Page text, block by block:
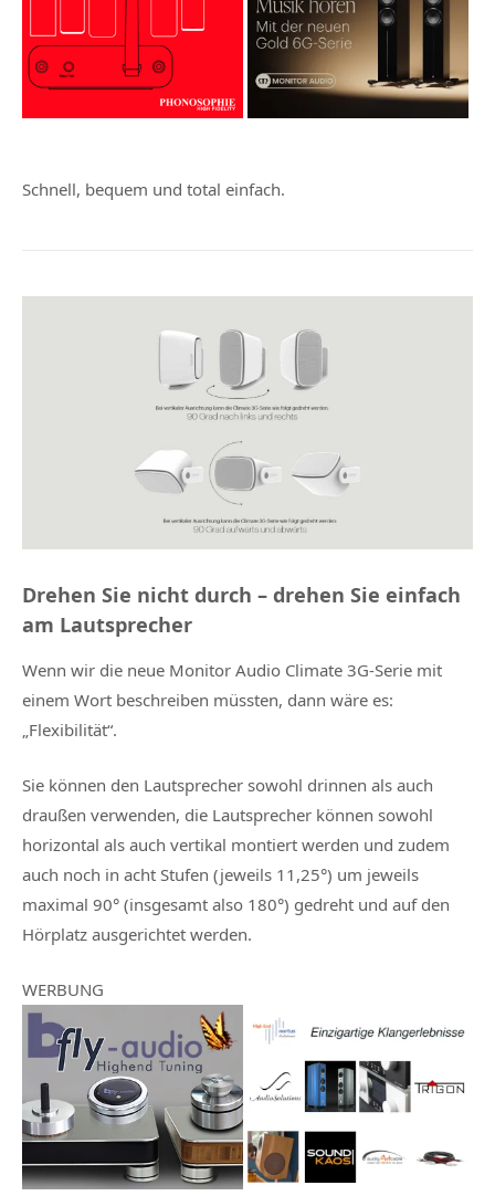
Schnell, bequem und total einfach.
Drehen Sie nicht durch – drehen Sie einfach
am Lautsprecher
Wenn wir die neue Monitor Audio Climate 3G-Serie mit
einem Wort beschreiben müssten, dann wäre es:
„Flexibilität“.
Sie können den Lautsprecher sowohl drinnen als auch
draußen verwenden, die Lautsprecher können sowohl
horizontal als auch vertikal montiert werden und zudem
auch noch in acht Stufen (jeweils 11,25°) um jeweils
maximal 90° (insgesamt also 180°) gedreht und auf den
Hörplatz ausgerichtet werden.
WERBUNG